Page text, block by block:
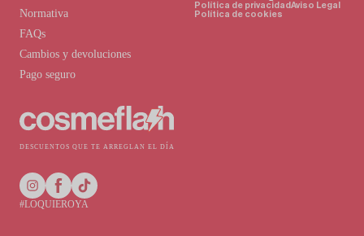
DESCUENTOS QUE TE ARREGLAN EL DÍA
Normativa
FAQs
Cambios y devoluciones
Pago seguro
Política de privacidadAviso Legal
Política de cookies
#LOQUIEROYA